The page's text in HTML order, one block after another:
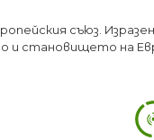
съюз.
и становището на